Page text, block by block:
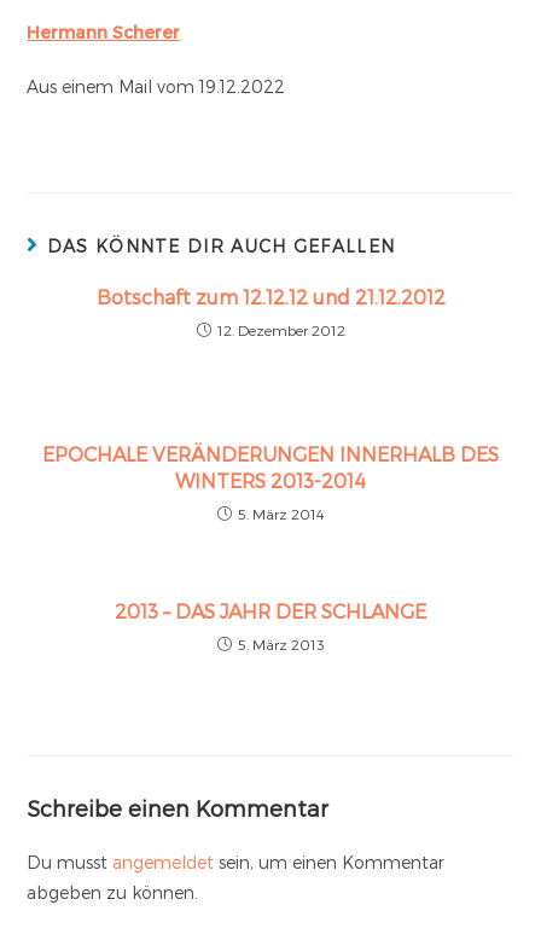
Hermann Scherer
Aus einem Mail vom 19.12.2022
DAS KÖNNTE DIR AUCH GEFALLEN
Botschaft zum 12.12.12 und 21.12.2012
12. Dezember 2012
EPOCHALE VERÄNDERUNGEN INNERHALB DES
WINTERS 2013-2014
5. März 2014
2013 – DAS JAHR DER SCHLANGE
5. März 2013
Schreibe einen Kommentar
Du musst angemeldet sein, um einen Kommentar
abgeben zu können.